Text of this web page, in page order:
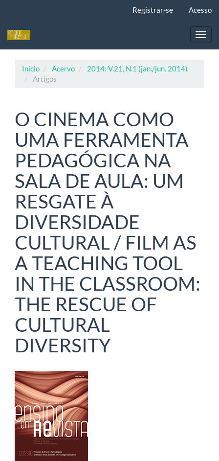
principal
Registrar-se Acesso
Início Acervo
2014: V.21, N.1 (jan./jun. 2014)
Artigos
O CINEMA COMO
UMA FERRAMENTA
PEDAGÓGICA NA
SALA DE AULA: UM
RESGATE À
DIVERSIDADE
CULTURAL / FILM AS
A TEACHING TOOL
IN THE CLASSROOM:
THE RESCUE OF
CULTURAL
DIVERSITY
Barra
lateral
de
artigos